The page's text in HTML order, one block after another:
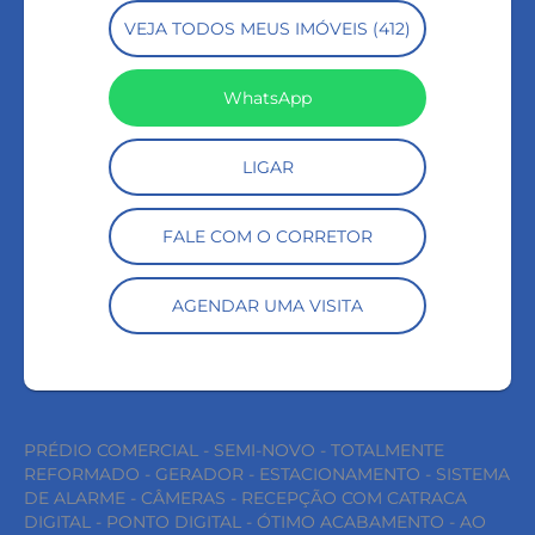
VEJA TODOS MEUS IMÓVEIS (412)
WhatsApp
LIGAR
FALE COM O CORRETOR
AGENDAR UMA VISITA
PRÉDIO COMERCIAL - SEMI-NOVO - TOTALMENTE
REFORMADO - GERADOR - ESTACIONAMENTO - SISTEMA
DE ALARME - CÂMERAS - RECEPÇÃO COM CATRACA
DIGITAL - PONTO DIGITAL - ÓTIMO ACABAMENTO - AO